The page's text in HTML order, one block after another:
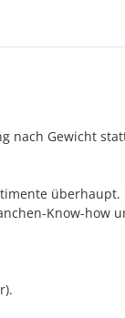
Gewicht
Know-how